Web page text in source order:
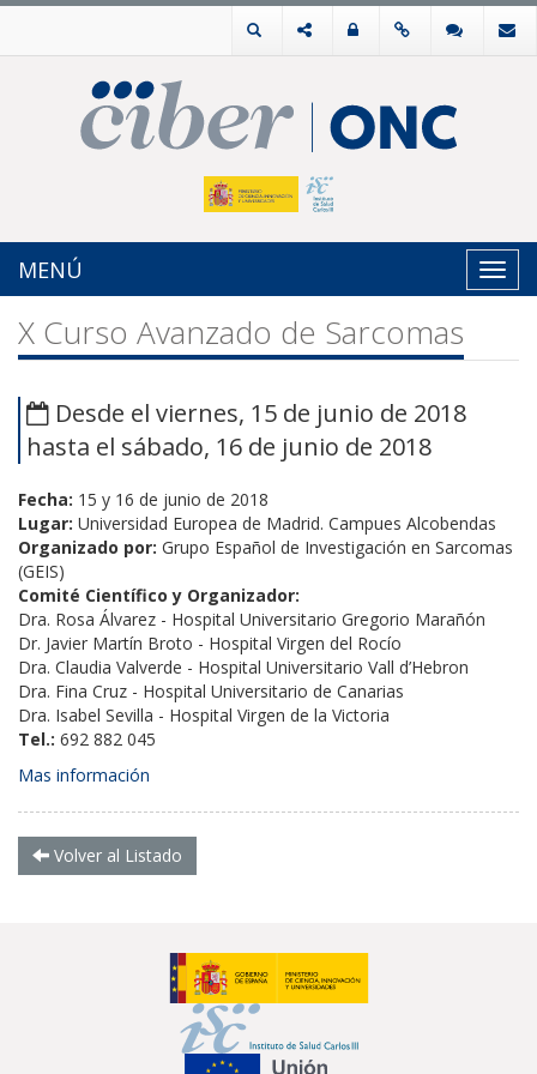
MENÚ
X Curso Avanzado de Sarcomas
Desde el viernes, 15 de junio de 2018
hasta el sábado, 16 de junio de 2018
Fecha: 15 y 16 de junio de 2018
Lugar: Universidad Europea de Madrid. Campues Alcobendas
Organizado por: Grupo Español de Investigación en Sarcomas
(GEIS)
Comité Científico y Organizador:
Dra. Rosa Álvarez - Hospital Universitario Gregorio Marañón
Dr. Javier Martín Broto - Hospital Virgen del Rocío
Dra. Claudia Valverde - Hospital Universitario Vall d’Hebron
Dra. Fina Cruz - Hospital Universitario de Canarias
Dra. Isabel Sevilla - Hospital Virgen de la Victoria
Tel.: 692 882 045
Mas información
Volver al Listado